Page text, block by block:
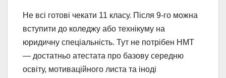
Не всі готові чекати 11 класу. Після 9-го можна
вступити до коледжу або технікуму на
юридичну спеціальність. Тут не потрібен НМТ
— достатньо атестата про базову середню
освіту, мотиваційного листа та іноді